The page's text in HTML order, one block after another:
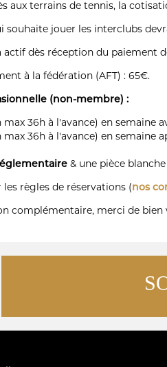
aux terrains de tennis, la
souhaite jouer les interclubs
actif dès réception du paiement
à la fédération (AFT) : 65€.
(non-membre) :
36h à l'avance) en semaine
36h à l'avance) en semaine
& une pièce
les règles de réservations (nos
complémentaire, merci de bien